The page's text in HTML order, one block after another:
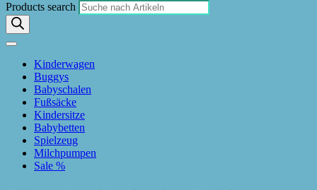
Products search
Kinderwagen
Buggys
Babyschalen
Fußsäcke
Kindersitze
Babybetten
Spielzeug
Milchpumpen
Sale %